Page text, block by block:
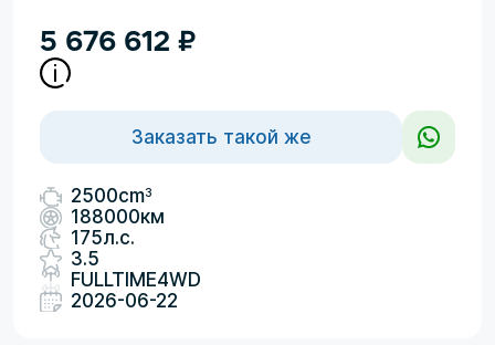
5 676 612 ₽
Заказать такой же
2500cm3
188000км
175л.с.
3.5
FULLTIME4WD
2026-06-22